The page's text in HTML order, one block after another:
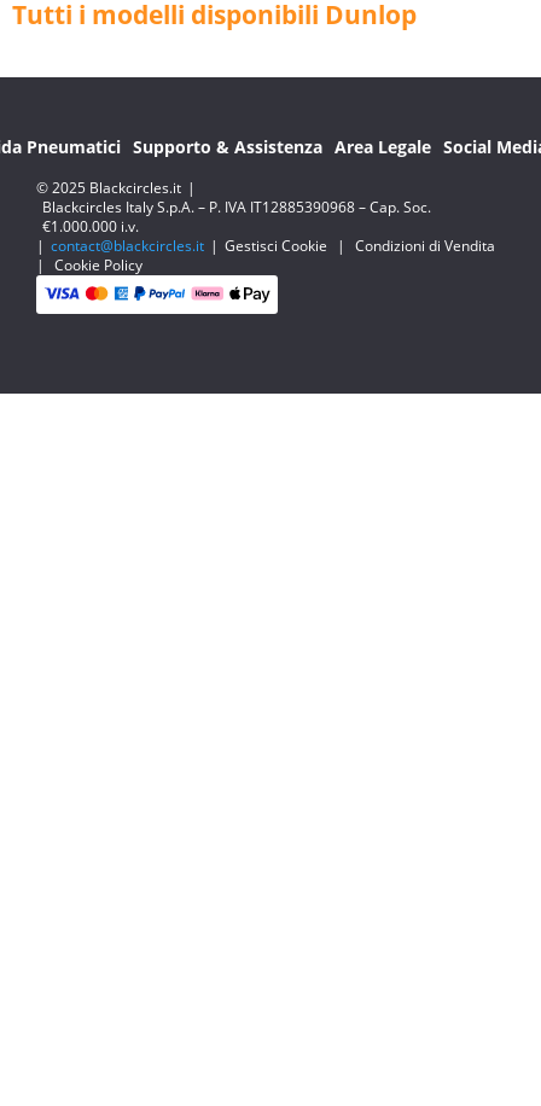
Tutti i modelli disponibili Dunlop
Pneumatici Supporto & Assistenza Area Legale Social
© 2025 Blackcircles.it |
Blackcircles Italy S.p.A. – P. IVA IT12885390968 – Cap. Soc.
€1.000.000 i.v.
| contact@blackcircles.it | Gestisci Cookie |
Condizioni di Vendita
|
Cookie Policy